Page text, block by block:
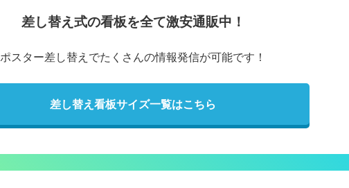
差し替え式の看板を全て激安通販中！
ポスター差し替えでたくさんの情報発信が可能です！
差し替え看板サイズ一覧はこちら